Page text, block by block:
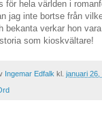
för hela världen i
jag inte bortse från
bekanta verkar hon
som kioskvältare!
Ingemar Edfalk kl. januari 26,